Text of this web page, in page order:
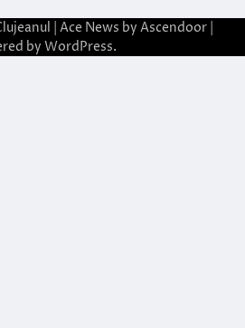
| Ace News by Ascendoor
by WordPress.